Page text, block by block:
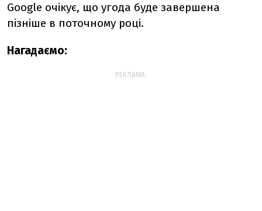
Google очікує, що угода буде завершена
пізніше в поточному році.
Нагадаємо:
РЕКЛАМА: